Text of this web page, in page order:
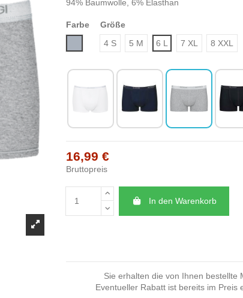
94% Baumwolle, 6% Elasthan
Farbe
Größe
4 S
5 M 6 L 7 XL 8 XXL
16,99 €
Bruttopreis
In den Warenkorb
Sie erhalten die von Ihnen bestellte
Eventueller Rabatt ist bereits im Preis